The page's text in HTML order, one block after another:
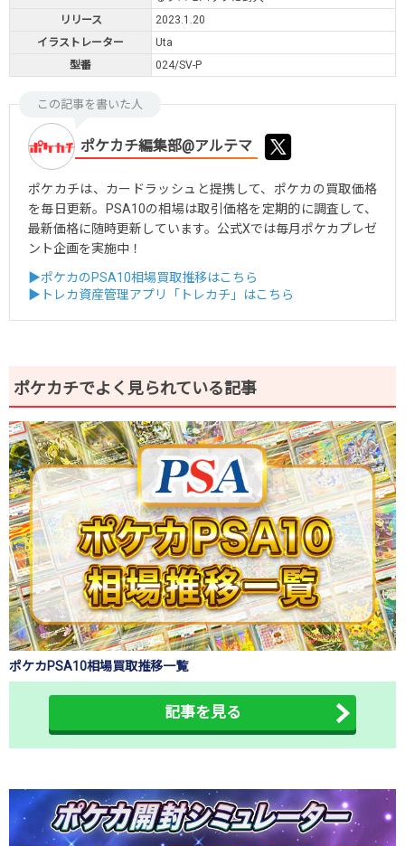
リリース
2023.1.20
イラストレーター
Uta
型番
024/SV-P
この記事を書いた人
ポケカチ編集部@アルテマ
ポケカチは、カードラッシュと提携して、ポケカの買取価格
を毎日更新。PSA10の相場は取引価格を定期的に調査して、
最新価格に随時更新しています。公式Xでは毎月ポケカプレゼ
ント企画を実施中！
▶ポケカのPSA10相場買取推移はこちら
▶トレカ資産管理アプリ「トレカチ」はこちら
ポケカチでよく見られている記事
ポケカPSA10相場買取推移一覧
記事を見る